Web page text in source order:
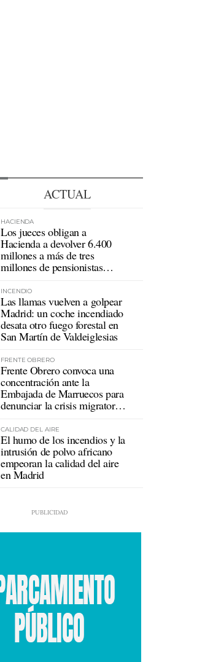
ACTUAL
HACIENDA
Los jueces obligan a
Hacienda a devolver 6.400
millones a más de tres
millones de pensionistas
INCENDIO
Las llamas vuelven a golpear
Madrid: un coche incendiado
desata otro fuego forestal en
San Martín de Valdeiglesias
FRENTE OBRERO
Frente Obrero convoca una
concentración ante la
Embajada de Marruecos para
denunciar la crisis migratoria
CALIDAD DEL AIRE
El humo de los incendios y la
intrusión de polvo africano
empeoran la calidad del aire
en Madrid